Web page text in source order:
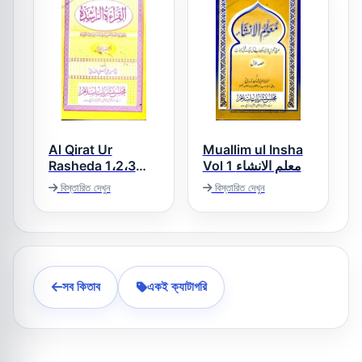
Al Qirat Ur
Rasheda 1،2،3
القراءۃ الراشدہ
বিস্তারিত দেখুন
Muallim ul Insha
Vol 1 معلم الانشاء
বিস্তারিত দেখুন
সব কিতাব একই ক্যাটাগরি